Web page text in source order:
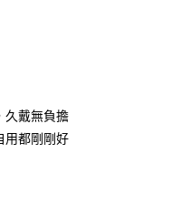
久戴無負擔
用都剛剛好